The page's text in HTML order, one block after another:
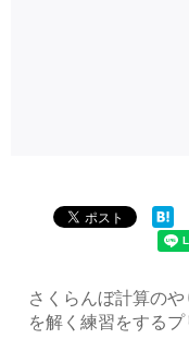
さくらんぼ計算の
を解く練習をするプ